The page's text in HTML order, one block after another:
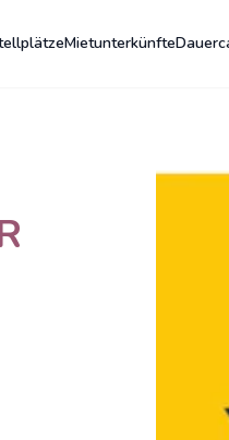
Mietunterkünfte